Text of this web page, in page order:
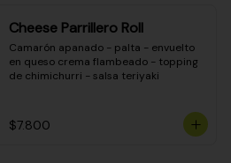
Cheese Parrillero Roll
Camarón apanado - palta - envuelto
en queso crema flambeado - topping
de chimichurri - salsa teriyaki
$7.800